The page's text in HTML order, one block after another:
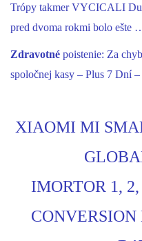
Trópy takmer VYCICALI
pred dvoma rokmi bolo ešte
Zdravotné poistenie: Za
spoločnej kasy – Plus 7 Dní –
XIAOMI MI
IMORTOR 1,